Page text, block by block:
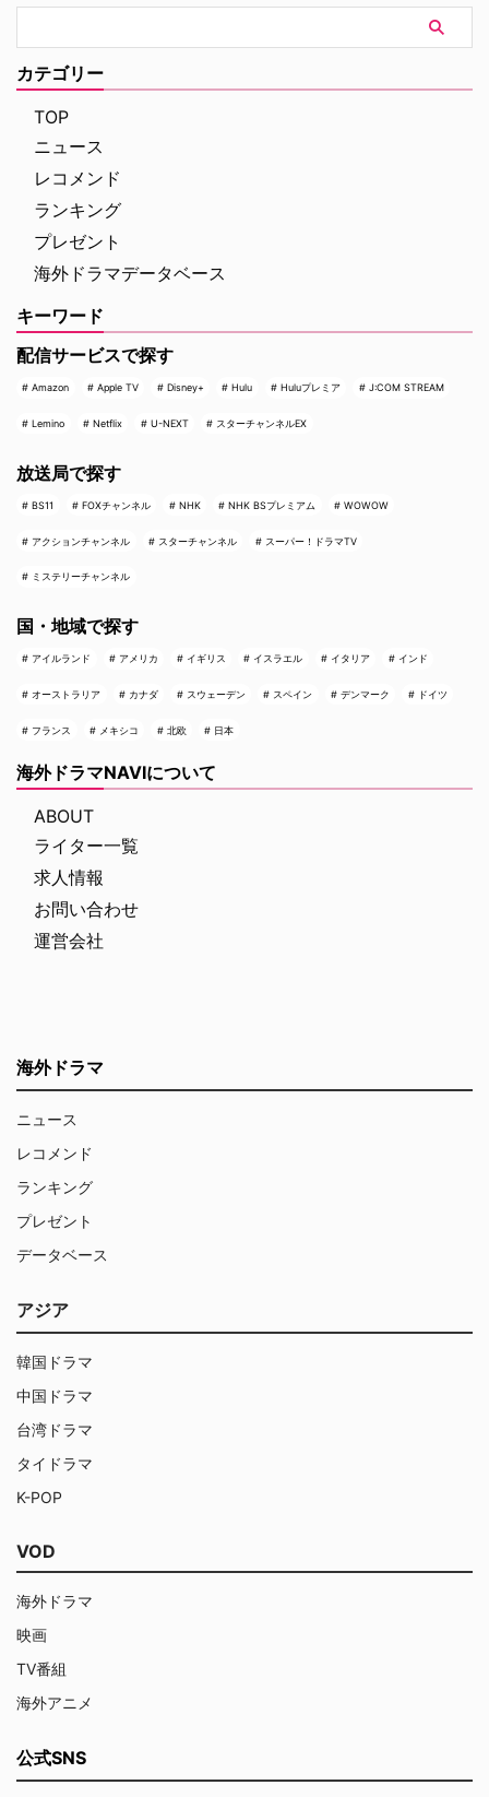
の原作の発表・収録と大きく順番
が異なる本作。そうしたシャッフ
ルに加えて、あらすじや見どこ
ろ、キャストの経歴（その後 …
いやアフレコ裏話をたっぷりと語
った熱気あふれるイベントの模様
ラノサウルスの前で恐竜トーク
カテゴリー
TOP
ニュース
レコメンド
ランキング
プレゼント
海外ドラマデータベース
キーワード
配信サービスで探す
Amazon Apple TV Disney+ Hulu Huluプレミア J:COM STREAM
Lemino Netflix U-NEXT スターチャンネルEX
放送局で探す
BS11 FOXチャンネル NHK NHK BSプレミアム WOWOW
アクションチャンネル スターチャンネル スーパー！ドラマTV
ミステリーチャンネル
国・地域で探す
アイルランド アメリカ イギリス イスラエル イタリア インド
オーストラリア カナダ スウェーデン スペイン デンマーク ドイツ
フランス メキシコ 北欧 日本
海外ドラマNAVIについて
ABOUT
ライター一覧
求人情報
お問い合わせ
運営会社
海外ドラマ
ニュース
レコメンド
ランキング
プレゼント
データベース
アジア
韓国ドラマ
中国ドラマ
台湾ドラマ
タイドラマ
K-POP
VOD
海外ドラマ
映画
TV番組
海外アニメ
公式SNS